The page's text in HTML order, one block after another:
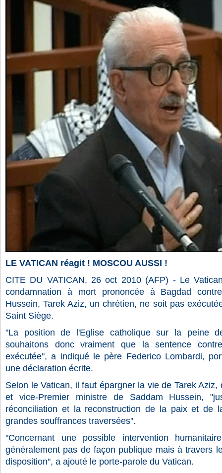
LE VATICAN réagit ! MOSCOU AUSSI !
CITE DU VATICAN, 26 oct 2010 (AFP) - Le
condamnation à mort prononcée à Bagdad
Hussein, Tarek Aziz, un chrétien, ne soit pas
Saint Siège.
"La position de l'Eglise catholique sur la peine
souhaitons donc vraiment que la sentence
exécutée", a indiqué le père Federico Lombardi,
une déclaration écrite.
Selon le Vatican, il faut épargner la vie de Tarek
et vice-Premier ministre de Saddam Hussein,
réconciliation et la reconstruction de la paix et de
grandes souffrances traversées".
"Concernant une possible intervention
généralement pas de façon publique mais à travers
disposition", a ajouté le porte-parole du Vatican.